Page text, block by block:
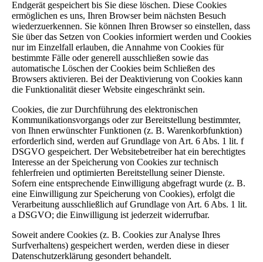
Endgerät gespeichert bis Sie diese löschen. Diese Cookies
ermöglichen es uns, Ihren Browser beim nächsten Besuch
wiederzuerkennen. Sie können Ihren Browser so einstellen, dass
Sie über das Setzen von Cookies informiert werden und Cookies
nur im Einzelfall erlauben, die Annahme von Cookies für
bestimmte Fälle oder generell ausschließen sowie das
automatische Löschen der Cookies beim Schließen des
Browsers aktivieren. Bei der Deaktivierung von Cookies kann
die Funktionalität dieser Website eingeschränkt sein.
Cookies, die zur Durchführung des elektronischen
Kommunikationsvorgangs oder zur Bereitstellung bestimmter,
von Ihnen erwünschter Funktionen (z. B. Warenkorbfunktion)
erforderlich sind, werden auf Grundlage von Art. 6 Abs. 1 lit. f
DSGVO gespeichert. Der Websitebetreiber hat ein berechtigtes
Interesse an der Speicherung von Cookies zur technisch
fehlerfreien und optimierten Bereitstellung seiner Dienste.
Sofern eine entsprechende Einwilligung abgefragt wurde (z. B.
eine Einwilligung zur Speicherung von Cookies), erfolgt die
Verarbeitung ausschließlich auf Grundlage von Art. 6 Abs. 1 lit.
a DSGVO; die Einwilligung ist jederzeit widerrufbar.
Soweit andere Cookies (z. B. Cookies zur Analyse Ihres
Surfverhaltens) gespeichert werden, werden diese in dieser
Datenschutzerklärung gesondert behandelt.